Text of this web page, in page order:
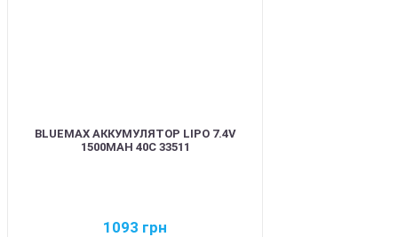
BLUEMAX АККУМУЛЯТОР LIPO 7.4V
1500MAH 40C 33511
1093 грн